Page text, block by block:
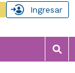
Ingresar
M
o